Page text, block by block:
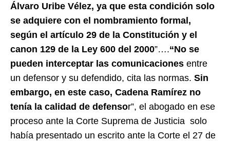
Álvaro Uribe Vélez, ya que esta condición solo
se adquiere con el nombramiento formal,
según el artículo 29 de la Constitución y el
canon 129 de la Ley 600 del 2000”….“No se
pueden interceptar las comunicaciones entre
un defensor y su defendido, cita las normas. Sin
embargo, en este caso, Cadena Ramírez no
tenía la calidad de defensor”, el abogado en ese
proceso ante la Corte Suprema de Justicia solo
había presentado un escrito ante la Corte el 27 de